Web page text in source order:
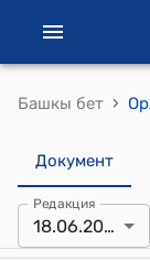
Башкы бет ›
Документ
Редакция
18.06.2025